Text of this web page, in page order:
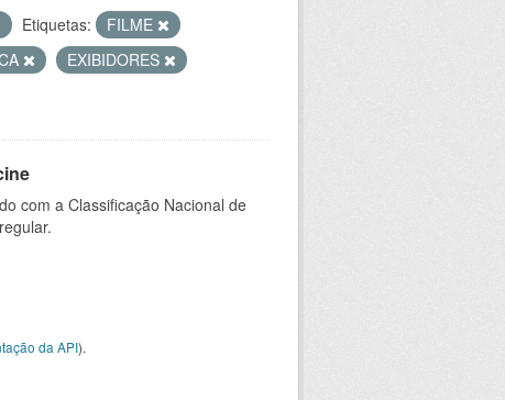
Etiquetas:
FILME
EXIBIDORES
com a Classificação Nacional de
da API).